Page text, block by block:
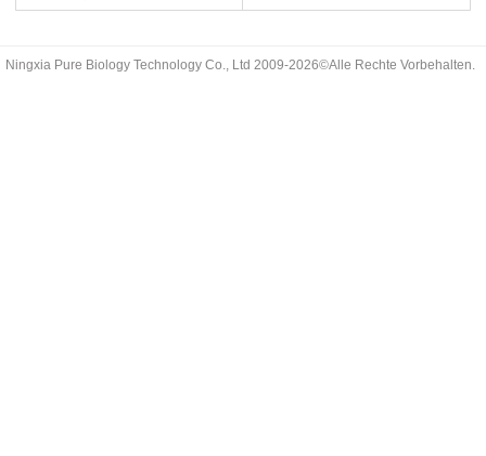
Ningxia Pure Biology Technology Co., Ltd 2009-2026©Alle Rechte Vorbehalten.